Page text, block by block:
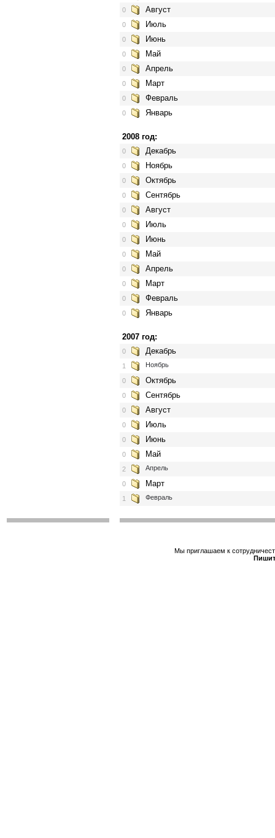
0 Август
0 Июль
0 Июнь
0 Май
0 Апрель
0 Март
0 Февраль
0 Январь
2008 год:
0 Декабрь
0 Ноябрь
0 Октябрь
0 Сентябрь
0 Август
0 Июль
0 Июнь
0 Май
0 Апрель
0 Март
0 Февраль
0 Январь
2007 год:
0 Декабрь
1 Ноябрь
0 Октябрь
0 Сентябрь
0 Август
0 Июль
0 Июнь
0 Май
2 Апрель
0 Март
1 Февраль
Мы приглашаем к